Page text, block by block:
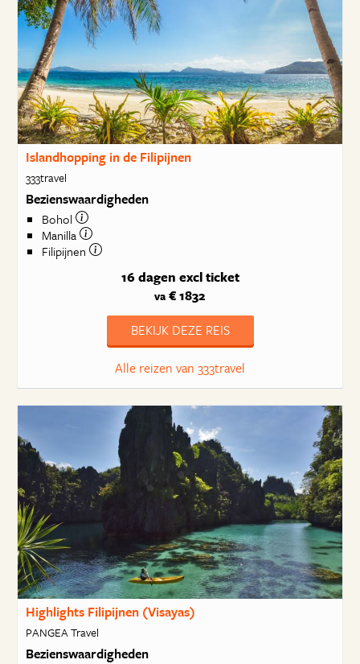
Islandhopping in de Filipijnen
333travel
Bezienswaardigheden
Bohol
Manilla
Filipijnen
16 dagen excl ticket
va € 1832
BEKIJK DEZE REIS
Alle reizen van 333travel
Highlights Filipijnen (Visayas)
PANGEA Travel
Bezienswaardigheden